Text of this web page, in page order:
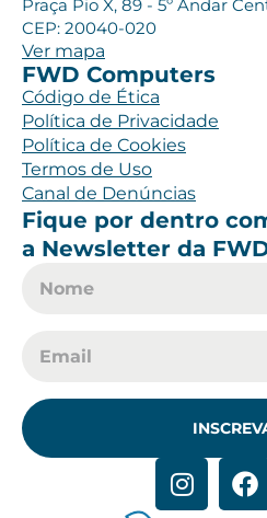
Praça Pio X, 89 - 5º Andar
CEP: 20040-020
Ver mapa
FWD Computers
Código de Ética
Política de Privacidade
Política de Cookies
Termos de Uso
Canal de Denúncias
Fique por dentro
a Newsletter da